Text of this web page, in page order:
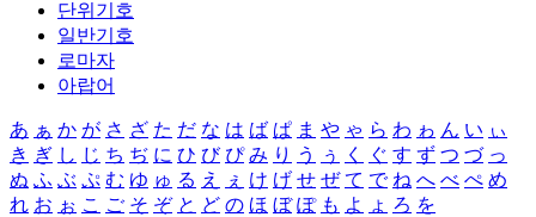
단위기호
일반기호
로마자
아랍어
あ ぁ か が さ ざ た だ な は ば ぱ ま や ゃ ら わ ゎ ん い ぃ
き ぎ し じ ち ぢ に ひ び ぴ み り う ぅ く ぐ す ず つ づ っ
ぬ ふ ぶ ぷ む ゆ ゅ る え ぇ け げ せ ぜ て で ね へ べ ぺ め
れ お ぉ こ ご そ ぞ と ど の ほ ぼ ぽ も よ ょ ろ を